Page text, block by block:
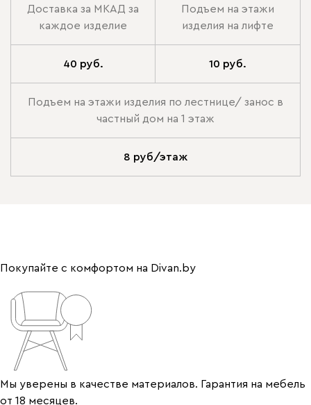
Доставка за МКАД за
каждое изделие
Подъем на этажи
изделия на лифте
40 руб. 10 руб.
Подъем на этажи изделия по лестнице/ занос в
частный дом на 1 этаж
8 руб/этаж
Покупайте с комфортом на Divan.by
Мы уверены в качестве материалов. Гарантия на мебель
от 18 месяцев.